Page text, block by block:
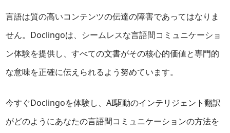
言語は質の高いコンテンツの伝達の障害であってはなりま
せん。Doclingoは、シームレスな言語間コミュニケーショ
ン体験を提供し、すべての文書がその核心的価値と専門的
な意味を正確に伝えられるよう努めています。
今すぐDoclingoを体験し、AI駆動のインテリジェント翻訳
がどのようにあなたの言語間コミュニケーションの方法を